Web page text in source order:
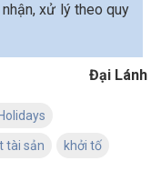
xử lý theo quy
Đại Lánh
tài sản khởi tố